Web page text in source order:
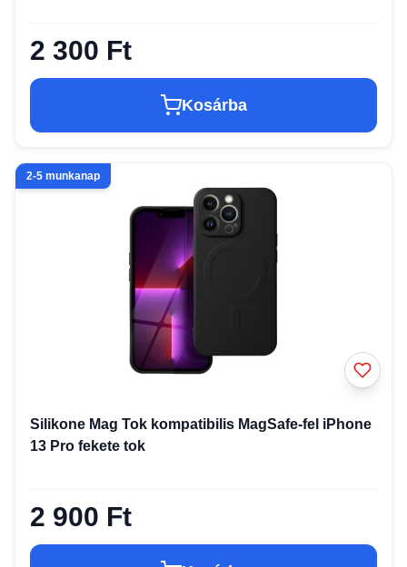
2 300 Ft
Kosárba
2-5 munkanap
Silikone Mag Tok kompatibilis MagSafe-fel iPhone
13 Pro fekete tok
2 900 Ft